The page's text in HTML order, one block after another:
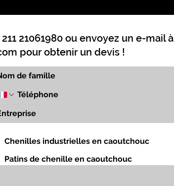
21061980 ou envoyez un e-mail à
pour obtenir un devis !
Chenilles industrielles en caoutchouc
Patins de chenille en caoutchouc